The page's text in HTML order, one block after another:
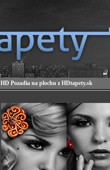
HD Pozadia na plochu z HDtapety.sk